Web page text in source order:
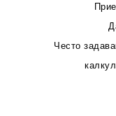
Често